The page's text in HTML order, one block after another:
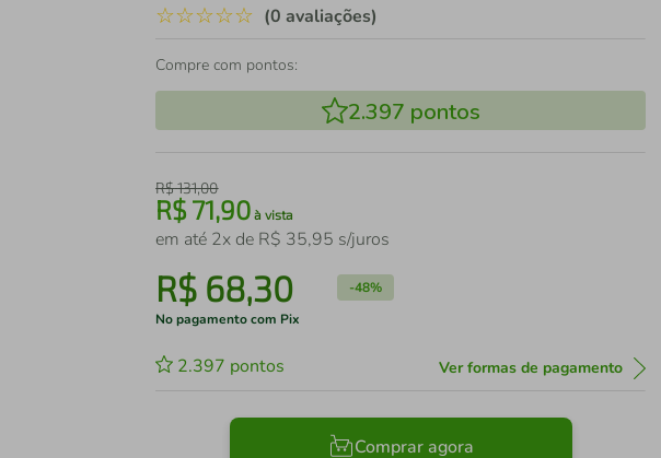
☆☆☆☆☆ (0 avaliações)
Compre com pontos:
2.397 pontos
R$131,00
R$71,90 à vista
em até 2x de R$ 35,95 s/juros
R$ 68,30 -48%
No pagamento com Pix
2.397 pontos Ver formas de pagamento
Comprar agora